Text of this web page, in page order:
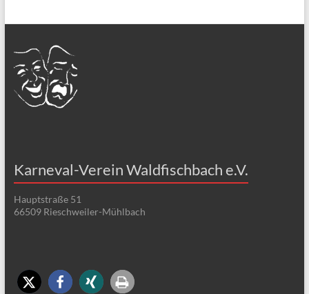
Karneval-Verein Waldfischbach e.V.
Hauptstraße 51
66509 Rieschweiler-Mühlbach